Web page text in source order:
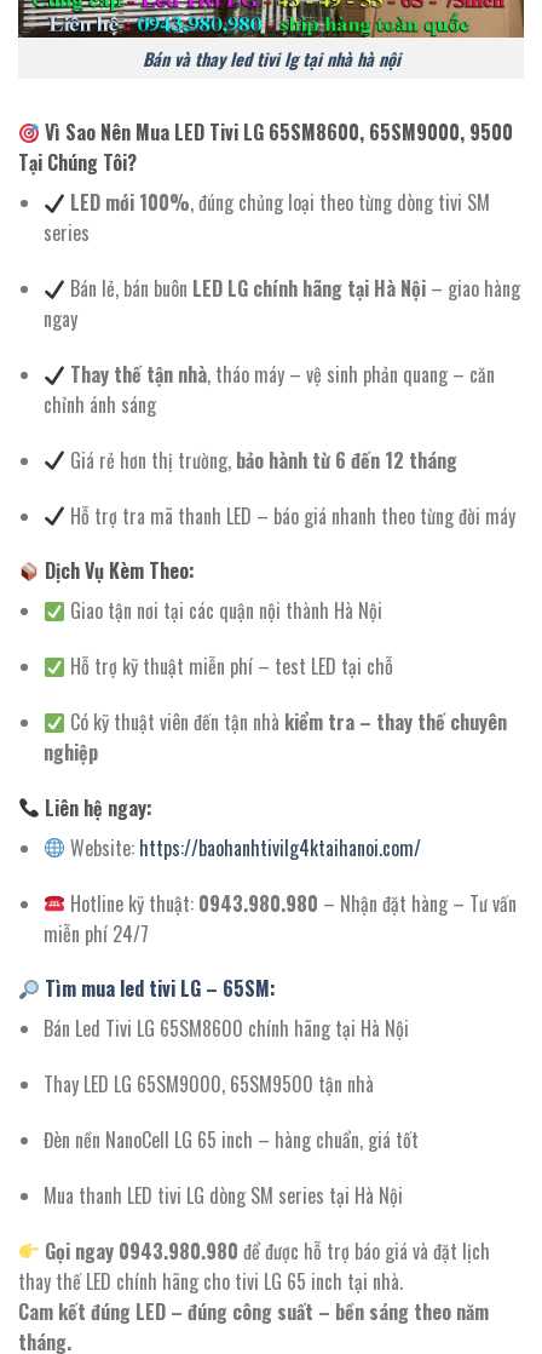
Bán và thay led tivi lg tại nhà hà nội
Vì Sao Nên Mua LED Tivi LG 65SM8600, 65SM9000, 9500
Tại Chúng Tôi?
LED mới 100%, đúng chủng loại theo từng dòng tivi SM
series
Bán lẻ, bán buôn LED LG chính hãng tại Hà Nội – giao hàng
ngay
Thay thế tận nhà, tháo máy – vệ sinh phản quang – căn
chỉnh ánh sáng
Giá rẻ hơn thị trường, bảo hành từ 6 đến 12 tháng
Hỗ trợ tra mã thanh LED – báo giá nhanh theo từng đời máy
Dịch Vụ Kèm Theo:
Giao tận nơi tại các quận nội thành Hà Nội
Hỗ trợ kỹ thuật miễn phí – test LED tại chỗ
Có kỹ thuật viên đến tận nhà kiểm tra – thay thế chuyên
nghiệp
Liên hệ ngay:
Website: https://baohanhtivilg4ktaihanoi.com/
Hotline kỹ thuật: 0943.980.980 – Nhận đặt hàng – Tư vấn
miễn phí 24/7
Tìm mua led tivi LG – 65SM:
Bán Led Tivi LG 65SM8600 chính hãng tại Hà Nội
Thay LED LG 65SM9000, 65SM9500 tận nhà
Đèn nền NanoCell LG 65 inch – hàng chuẩn, giá tốt
Mua thanh LED tivi LG dòng SM series tại Hà Nội
Gọi ngay 0943.980.980 để được hỗ trợ báo giá và đặt lịch
thay thế LED chính hãng cho tivi LG 65 inch tại nhà.
Cam kết đúng LED – đúng công suất – bền sáng theo năm
tháng.